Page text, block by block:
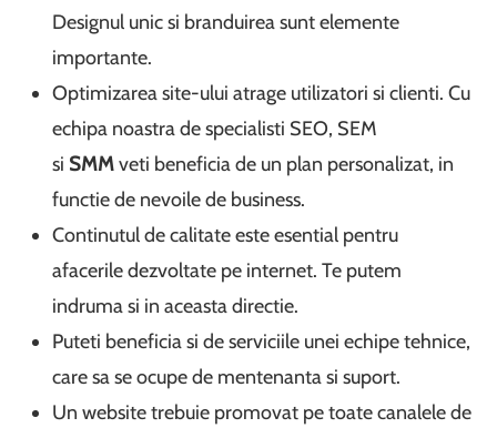
Designul unic si branduirea sunt elemente
importante.
Optimizarea site-ului atrage utilizatori si clienti. Cu
echipa noastra de specialisti SEO, SEM
si SMMveti beneficia de un plan personalizat, in
functie de nevoile de business.
Continutul de calitate este esential pentru
afacerile dezvoltate pe internet. Te putem
indruma si in aceasta directie.
Puteti beneficia si de serviciile unei echipe tehnice,
care sa se ocupe de mentenanta si suport.
Un website trebuie promovat pe toate canalele de